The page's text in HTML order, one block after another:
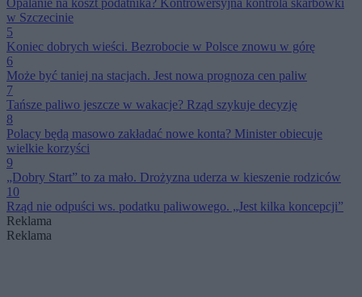
w Szczecinie
5
Koniec dobrych wieści. Bezrobocie w Polsce znowu w górę
6
Może być taniej na stacjach. Jest nowa prognoza cen paliw
7
Tańsze paliwo jeszcze w wakacje? Rząd szykuje decyzję
8
Polacy będą masowo zakładać nowe konta? Minister obiecuje
wielkie korzyści
9
„Dobry Start” to za mało. Drożyzna uderza w kieszenie rodziców
10
Rząd nie odpuści ws. podatku paliwowego. „Jest kilka koncepcji”
Reklama
Reklama